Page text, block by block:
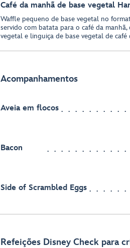
Café da manhã de base vegetal
Waffle pequeno de base vegetal no
servido com batata para o café da manhã,
vegetal e linguiça de base vegetal de café
Acompanhamentos
Aveia em flocos
Bacon
Side of Scrambled Eggs
Refeições Disney Check para